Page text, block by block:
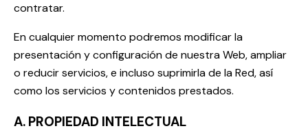
contratar.
En cualquier momento podremos modificar la
presentación y configuración de nuestra Web, ampliar
o reducir servicios, e incluso suprimirla de la Red, así
como los servicios y contenidos prestados.
A. PROPIEDAD INTELECTUAL